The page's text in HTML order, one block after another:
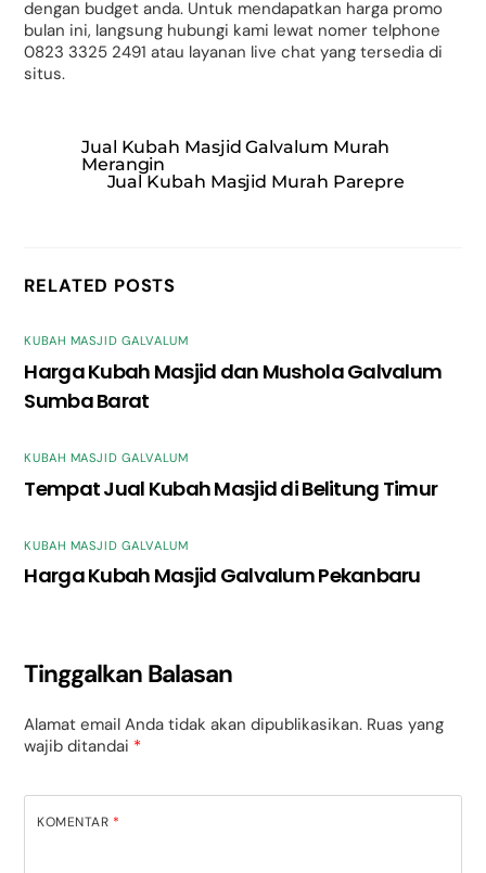
dengan budget anda. Untuk mendapatkan harga promo
bulan ini, langsung hubungi kami lewat nomer telphone
0823 3325 2491 atau layanan live chat yang tersedia di
situs.
Jual Kubah Masjid Galvalum Murah
Merangin
Jual Kubah Masjid Murah Parepre
RELATED POSTS
KUBAH MASJID GALVALUM
Harga Kubah Masjid dan Mushola Galvalum
Sumba Barat
KUBAH MASJID GALVALUM
Tempat Jual Kubah Masjid di Belitung Timur
KUBAH MASJID GALVALUM
Harga Kubah Masjid Galvalum Pekanbaru
Tinggalkan Balasan
Alamat email Anda tidak akan dipublikasikan. Ruas yang
wajib ditandai *
KOMENTAR *